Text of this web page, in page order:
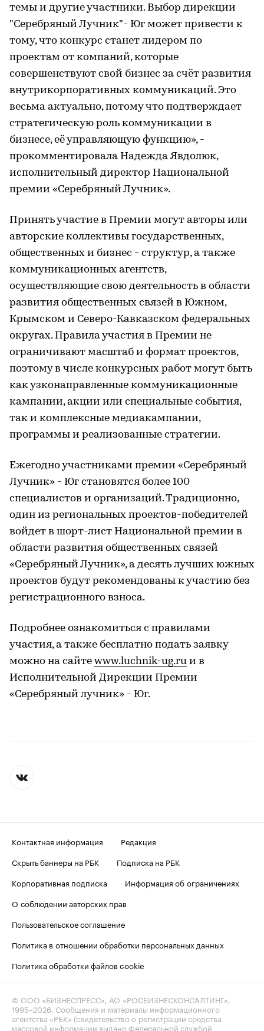
темы и другие участники. Выбор дирекции
"Серебряный Лучник"- Юг может привести к
тому, что конкурс станет лидером по
проектам от компаний, которые
совершенствуют свой бизнес за счёт развития
внутрикорпоративных коммуникаций. Это
весьма актуально, потому что подтверждает
стратегическую роль коммуникации в
бизнесе, её управляющую функцию», -
прокомментировала Надежда Явдолюк,
исполнительный директор Национальной
премии «Серебряный Лучник».
Принять участие в Премии могут авторы или
авторские коллективы государственных,
общественных и бизнес - структур, а также
коммуникационных агентств,
осуществляющие свою деятельность в области
развития общественных связей в Южном,
Крымском и Северо-Кавказском федеральных
округах. Правила участия в Премии не
ограничивают масштаб и формат проектов,
поэтому в числе конкурсных работ могут быть
как узконаправленные коммуникационные
кампании, акции или специальные события,
так и комплексные медиакампании,
программы и реализованные стратегии.
Ежегодно участниками премии «Серебряный
Лучник» - Юг становятся более 100
специалистов и организаций. Традиционно,
один из региональных проектов-победителей
войдет в шорт-лист Национальной премии в
области развития общественных связей
«Серебряный Лучник», а десять лучших южных
проектов будут рекомендованы к участию без
регистрационного взноса.
Подробнее ознакомиться с правилами
участия, а также бесплатно подать заявку
можно на сайте www.luchnik-ug.ru и в
Исполнительной Дирекции Премии
«Серебряный лучник» - Юг.
Контактная информация
Редакция
Скрыть баннеры на РБК
Подписка на РБК
Корпоративная подписка
Информация об ограничениях
О соблюдении авторских прав
Пользовательское соглашение
Политика в отношении обработки персональных данных
Политика обработки файлов cookie
© ООО «БИЗНЕСПРЕСС», АО «РОСБИЗНЕСКОНСАЛТИНГ»,
1995–2026. Сообщения и материалы информационного
агентства «РБК» (свидетельство о регистрации средства
массовой информации выдано Федеральной службой